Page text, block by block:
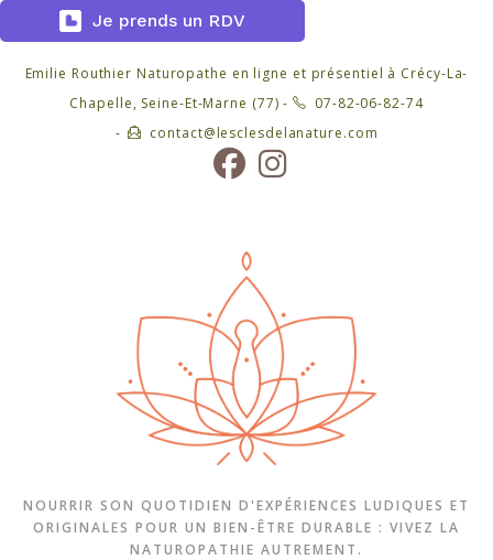
Je prends un RDV
Emilie Routhier Naturopathe en ligne et présentiel à Crécy-La-
Chapelle, Seine-Et-Marne (77) -
07-82-06-82-74
-
contact@lesclesdelanature.com
NOURRIR SON QUOTIDIEN D'EXPÉRIENCES LUDIQUES ET
ORIGINALES POUR UN BIEN-ÊTRE DURABLE : VIVEZ LA
NATUROPATHIE AUTREMENT.